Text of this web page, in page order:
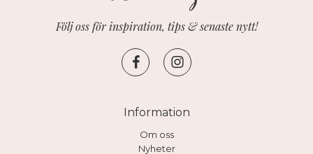
Följ oss för inspiration, tips & senaste nytt!
Information
Om oss
Nyheter